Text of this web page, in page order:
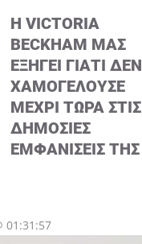
Η VICTORIA
BECKHAM ΜΑΣ
ΕΞΗΓΕΊ ΓΙΑΤΊ ΔΕΝ
ΧΑΜΟΓΕΛΟΎΣΕ
ΜΈΧΡΙ ΤΏΡΑ ΣΤΙΣ
ΔΗΜΌΣΙΕΣ
ΕΜΦΑΝΊΣΕΙΣ ΤΗΣ
01:31:57